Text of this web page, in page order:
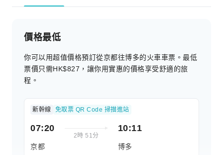
價格最低
你可以用超值價格預訂從京都往博多的火車車票。最低
票價只需HK$827，讓你用實惠的價格享受舒適的旅
程。
新幹線 免取票 QR Code 掃描進站
07:20
2時 51分
京都
10:11
博多